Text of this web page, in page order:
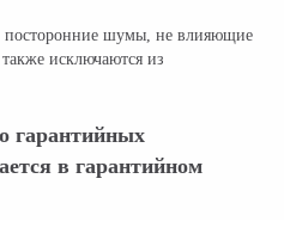
посторонние шумы, не влияющие
также исключаются из
гарантийных
в гарантийном